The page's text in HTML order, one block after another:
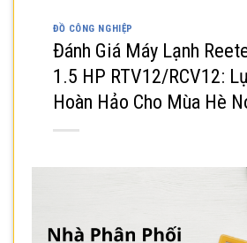
ĐỒ CÔNG NGHIỆP
Đánh Giá Máy Lạnh
1.5 HP RTV12/RCV12:
Hoàn Hảo Cho Mùa Hè